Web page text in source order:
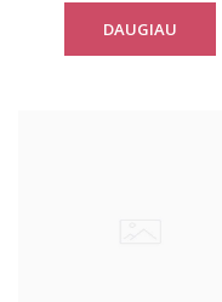
DAUGIAU